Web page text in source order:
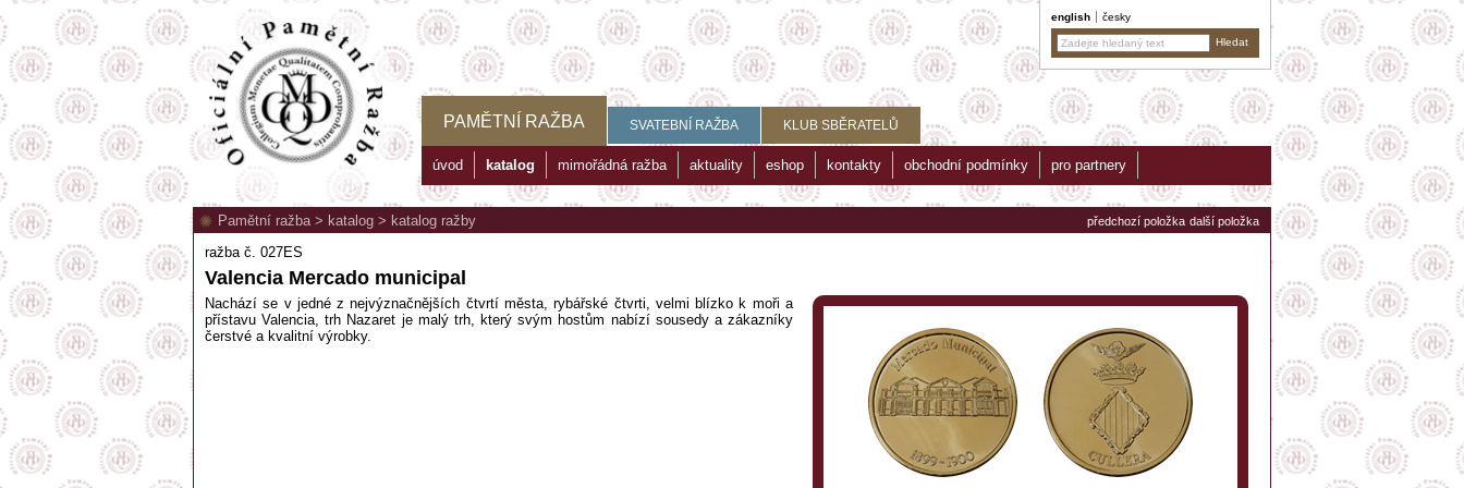
english česky
PAMĚTNÍ RAŽBA SVATEBNÍ RAŽBA KLUB SBĚRATELŮ
úvod katalog mimořádná ražba aktuality eshop kontakty obchodní podmínky pro partnery
předchozí položka další položka
Pamětní ražba> katalog > katalog ražby
ražba č. 027ES
Valencia Mercado municipal
Nachází se v jedné z nejvýznačnějších čtvrtí města, rybářské čtvrti, velmi blízko k moři a
přístavu Valencia, trh Nazaret je malý trh, který svým hostům nabízí sousedy a zákazníky
čerstvé a kvalitní výrobky.